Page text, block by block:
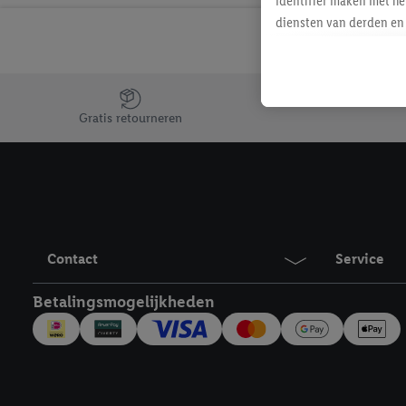
Jouw voordelen bij ons als Lidl webshop klant
Gratis retourneren
Contact Service
Betalingsmogelijkheden
diensten van derden
Als je hiervoor
eerder interesse hebt
maar het niet te
mailadres en met
Onder "Aanpassen"
Door te klikken op
technieken worden
inclusief over de
trekken, vind je in onze
over de cookies die